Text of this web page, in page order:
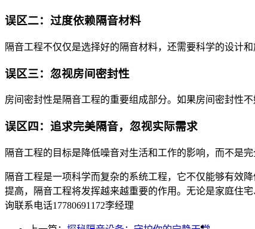
误区二：过度依赖隔音材料
隔音工程不仅仅是选择好的隔音材料，还需要科学的设计
误区三：忽视房间密封性
房间密封性是隔音工程的重要组成部分。如果房间密封性
误区四：追求完美隔音，忽视实际需求
隔音工程的目标是降低噪音对生活和工作的影响，而不是
隔音工程是一项科学而复杂的系统工程，它不仅能够有效
提高，隔音工程将发挥越来越重要的作用。无论是家庭住
询联系电话17780691172李经理